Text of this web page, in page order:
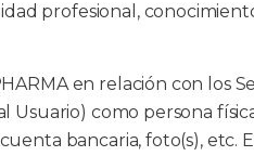
profesional,
en relación con los
Usuario) como persona
bancaria, foto(s), etc.